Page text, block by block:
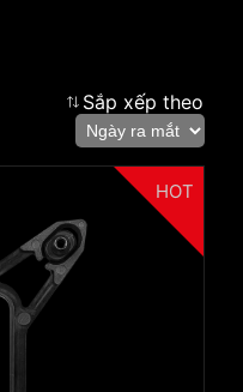
Sắp xếp theo
HOT
Quay lại